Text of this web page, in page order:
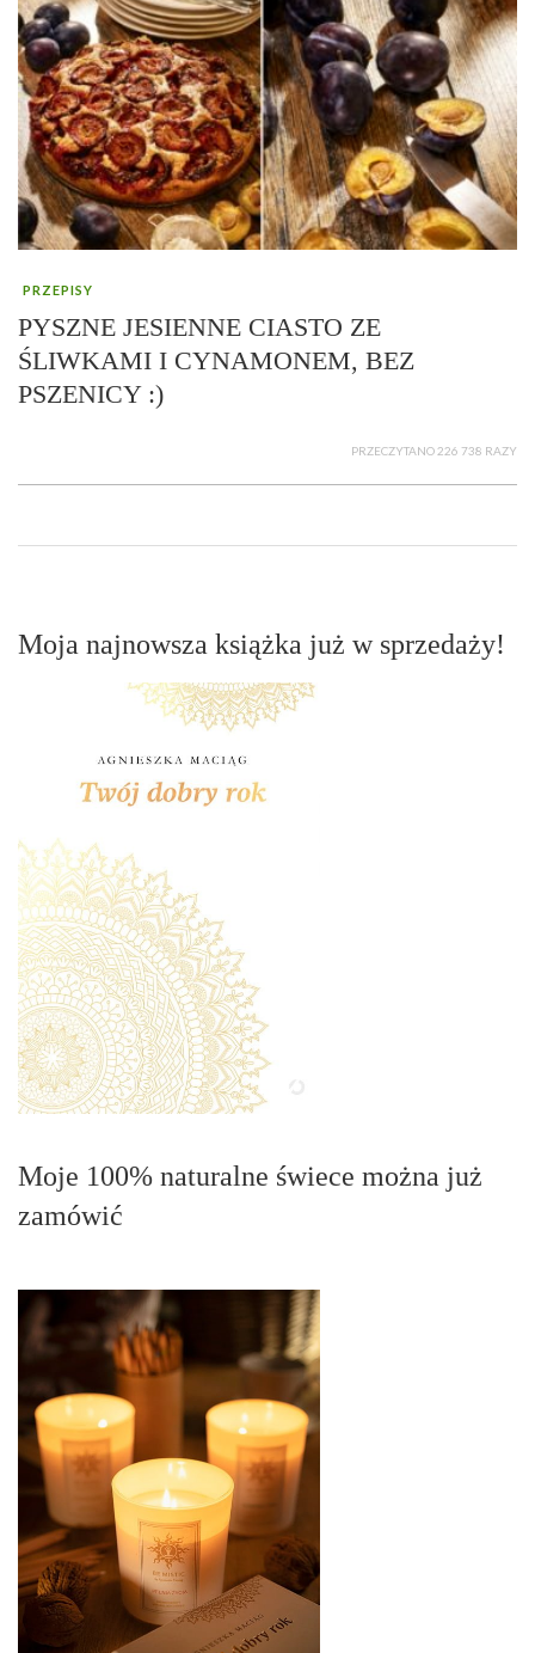
PRZEPISY
PYSZNE JESIENNE CIASTO ZE
ŚLIWKAMI I CYNAMONEM, BEZ
PSZENICY :)
PRZECZYTANO 226 738 RAZY
Moja najnowsza książka już w sprzedaży!
Moje 100% naturalne świece można już
zamówić